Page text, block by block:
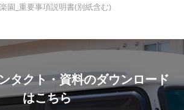
園_重要事項説明書(別紙含む)
タクト・資料のダウンロード
はこちら